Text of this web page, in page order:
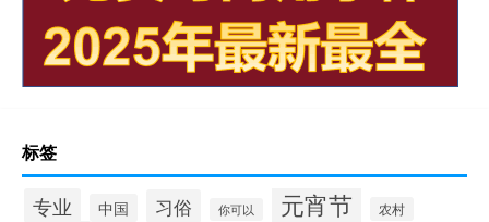
标签
专业 中国 习俗 你可以 元宵节 农村